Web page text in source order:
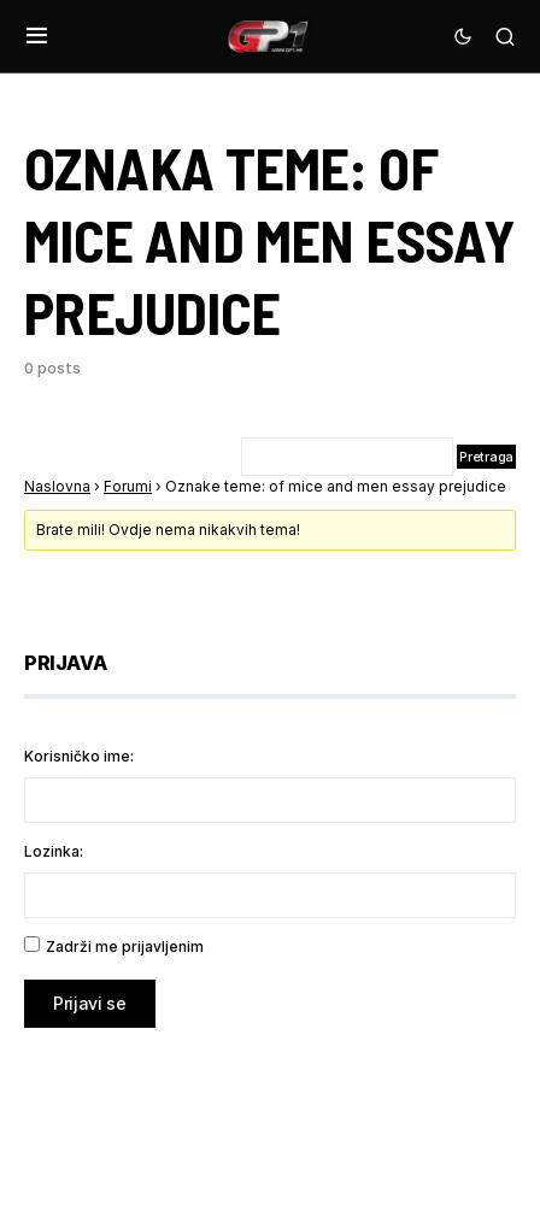
OZNAKA TEME: OF
MICE AND MEN ESSAY
PREJUDICE
0 posts
Naslovna › Forumi › Oznake teme: of mice and men essay prejudice
Brate mili! Ovdje nema nikakvih tema!
PRIJAVA
Korisničko ime:
Lozinka:
Zadrži me prijavljenim
Prijavi se